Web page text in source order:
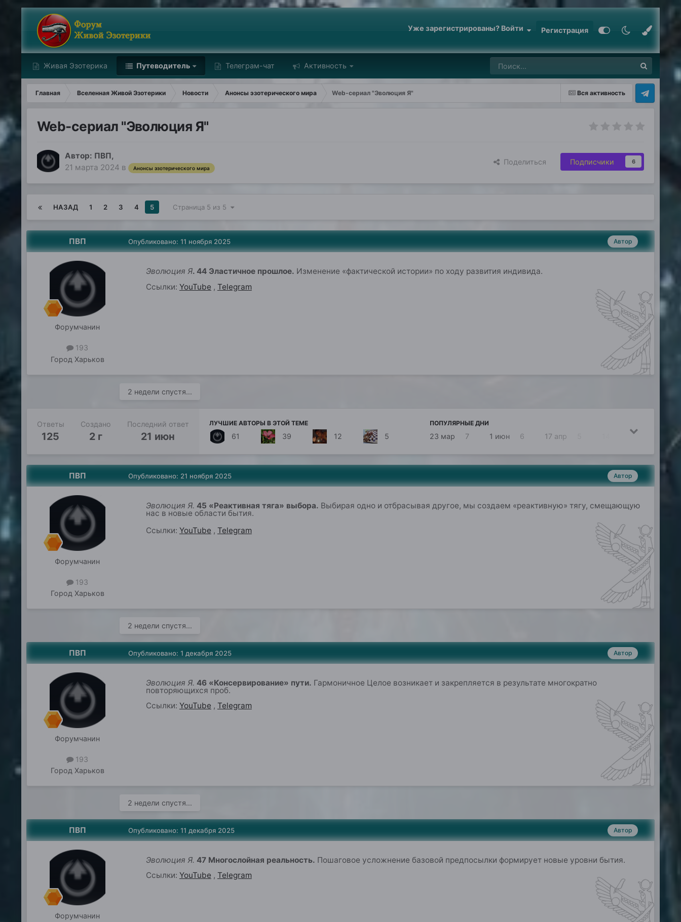
Уже зарегистрированы? Войти Регистрация
Живая Эзотерика Путеводитель Телеграм-чат Активность
Вся активность
Главная Вселенная Живой Эзотерики Новости Анонсы эзотерического мира Web-сериал "Эволюция Я"
Web-сериал "Эволюция Я"
Автор: ПВП,
21 марта 2024 в Анонсы эзотерического мира
Поделиться Подписчики 6
НАЗАД 1 2 3 4 5 Страница 5 из 5
ПВП
Форумчанин
193
Город Харьков
Автор
Опубликовано: 11 ноября 2025
Эволюция Я. 44 Эластичное прошлое. Изменение «фактической истории» по ходу развития индивида.
Ссылки: YouTube , Telegram
2 недели спустя...
Ответы
125
Создано
2 г
Последний ответ
21 июн
ЛУЧШИЕ АВТОРЫ В ЭТОЙ ТЕМЕ
61 39 12 5
ПОПУЛЯРНЫЕ ДНИ
23 мар 7 1 июн 6 17 апр 4
ПВП
Форумчанин
193
Город Харьков
Автор
Опубликовано: 21 ноября 2025
Эволюция Я. 45 «Реактивная тяга» выбора. Выбирая одно и отбрасывая другое, мы создаем «реактивную» тягу, смещающую
нас в новые области бытия.
Ссылки: YouTube , Telegram
2 недели спустя...
ПВП
Форумчанин
193
Город Харьков
Автор
Опубликовано: 1 декабря 2025
Эволюция Я. 46 «Консервирование» пути. Гармоничное Целое возникает и закрепляется в результате многократно
повторяющихся проб.
Ссылки: YouTube , Telegram
2 недели спустя...
ПВП
Форумчанин
Автор
Опубликовано: 11 декабря 2025
Эволюция Я. 47 Многослойная реальность. Пошаговое усложнение базовой предпосылки формирует новые уровни бытия.
Ссылки: YouTube , Telegram